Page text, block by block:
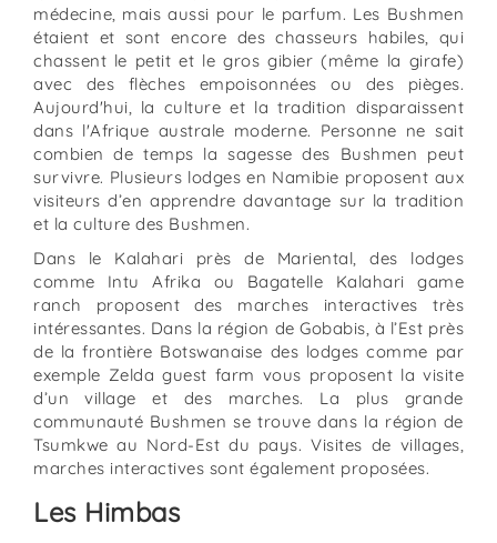
médecine, mais aussi pour le parfum. Les Bushmen
étaient et sont encore des chasseurs habiles, qui
chassent le petit et le gros gibier (même la girafe)
avec des flèches empoisonnées ou des pièges.
Aujourd'hui, la culture et la tradition disparaissent
dans l'Afrique australe moderne. Personne ne sait
combien de temps la sagesse des Bushmen peut
survivre. Plusieurs lodges en Namibie proposent aux
visiteurs d’en apprendre davantage sur la tradition
et la culture des Bushmen.
Dans le Kalahari près de Mariental, des lodges
comme Intu Afrika ou Bagatelle Kalahari game
ranch proposent des marches interactives très
intéressantes. Dans la région de Gobabis, à l’Est près
de la frontière Botswanaise des lodges comme par
exemple Zelda guest farm vous proposent la visite
d’un village et des marches. La plus grande
communauté Bushmen se trouve dans la région de
Tsumkwe au Nord-Est du pays. Visites de villages,
marches interactives sont également proposées.
Les Himbas